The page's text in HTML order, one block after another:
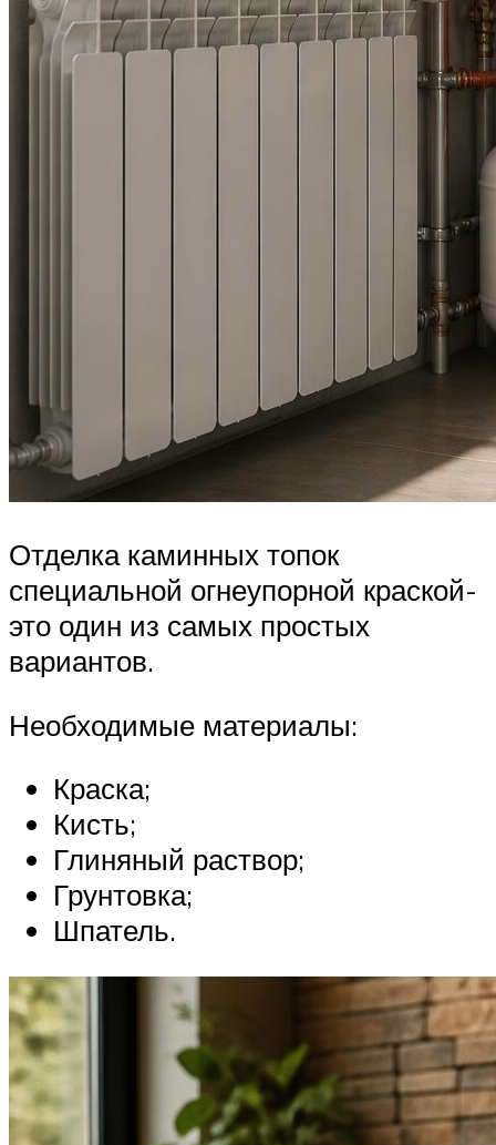
Отделка каминных топок
специальной огнеупорной краской-
это один из самых простых
вариантов.
Необходимые материалы:
Краска;
Кисть;
Глиняный раствор;
Грунтовка;
Шпатель.